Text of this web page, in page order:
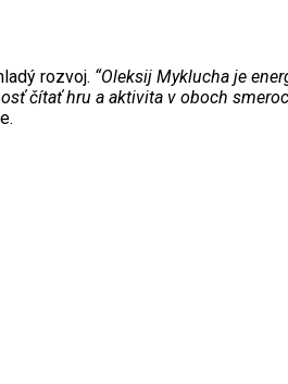
rozvoj. “Oleksij Myklucha je
čítať hru a aktivita v oboch